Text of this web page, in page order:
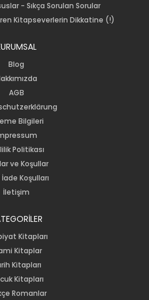
- Sıkça Sorulan Sorular
Kitapseverlerin Dikkatine (!)
Blog
AGB
Bilgileri
Politikası
ve Koşullar
Koşulları
İletişim
Kitapları
Kitaplar
Kitapları
Kitapları
Romanlar